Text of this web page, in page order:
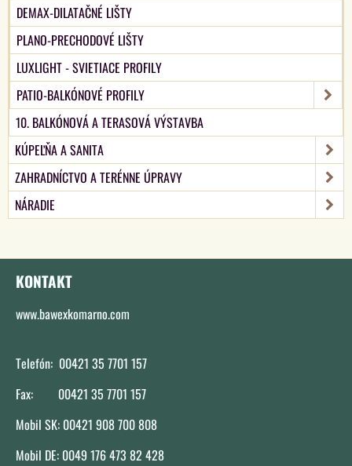
DEMAX-DILATAČNÉ LIŠTY
PLANO-PRECHODOVÉ LIŠTY
LUXLIGHT - SVIETIACE PROFILY
PATIO-BALKÓNOVÉ PROFILY
10. BALKÓNOVÁ A TERASOVÁ VÝSTAVBA
KÚPEĽŇA A SANITA
ZAHRADNÍCTVO A TERÉNNE ÚPRAVY
NÁRADIE
KONTAKT
www.bawexkomarno.com
Telefón: 00421 35 7701 157
Fax: 00421 35 7701 157
Mobil SK: 00421 908 700 808
Mobil DE: 0049 176 473 82 428